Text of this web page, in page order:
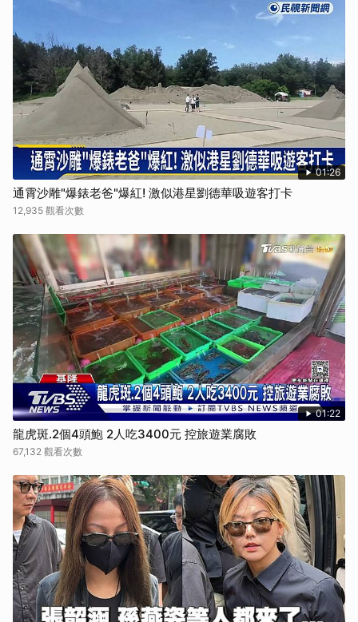
01:26
通霄沙雕"爆錶老爸"爆紅! 激似港星劉德華吸遊客打卡
12,935 觀看次數
01:22
龍虎斑.2個4頭鮑 2人吃3400元 控旅遊業腐敗
67,132 觀看次數